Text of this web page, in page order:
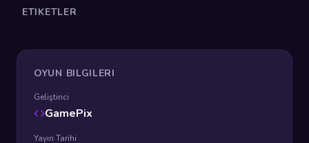
ETIKETLER
OYUN BILGILERI
Geliştirici
GamePix
Yayın Tarihi